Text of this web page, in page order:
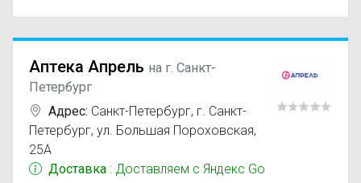
Аптека Апрель на г. Санкт-
Петербург
Адрес: Санкт-Петербург, г. Санкт-
Петербург, ул. Большая Пороховская,
25А
Доставка : Доставляем с Яндекс Go